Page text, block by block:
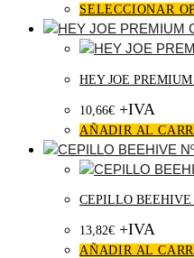
SELECCIONAR
HEY JOE
10,66€ +IVA
AÑADIR AL
CEPILLO BEEHIVE
13,82€ +IVA
AÑADIR AL